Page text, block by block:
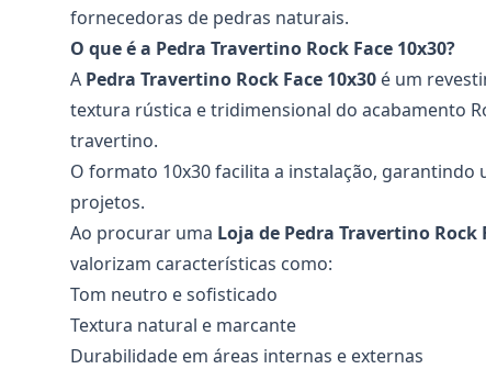
fornecedoras de pedras naturais.
O que é a Pedra Travertino Rock Face 10x30?
A Pedra Travertino Rock Face 10x30 é um
textura rústica e tridimensional do acabamento
travertino.
O formato 10x30 facilita a instalação,
projetos.
Ao procurar uma Loja de Pedra Travertino Rock
valorizam características como:
Tom neutro e sofisticado
Textura natural e marcante
Durabilidade em áreas internas e externas